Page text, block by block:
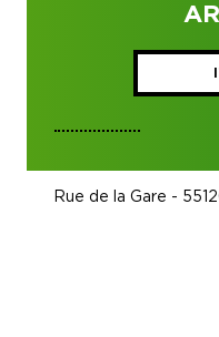
Rue de la Gare -